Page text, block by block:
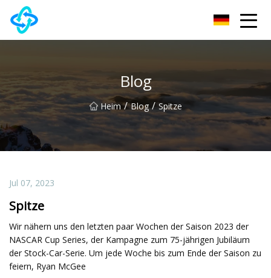
Blog
Heim / Blog / Spitze
Jul 07, 2023
Spitze
Wir nähern uns den letzten paar Wochen der Saison 2023 der
NASCAR Cup Series, der Kampagne zum 75-jährigen Jubiläum
der Stock-Car-Serie. Um jede Woche bis zum Ende der Saison zu
feiern, Ryan McGee